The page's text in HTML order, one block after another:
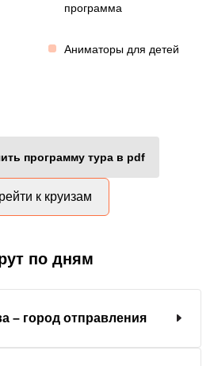
программа
Аниматоры для детей
программу тура в pdf
к круизам
по дням
– город отправления